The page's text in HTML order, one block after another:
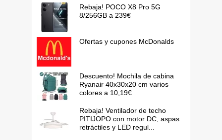
Rebaja! POCO X8 Pro 5G
8/256GB a 239€
Ofertas y cupones McDonalds
Descuento! Mochila de cabina
Ryanair 40x30x20 cm varios
colores a 10,19€
Rebaja! Ventilador de techo
PITIJOPO con motor DC, aspas
retráctiles y LED regul...